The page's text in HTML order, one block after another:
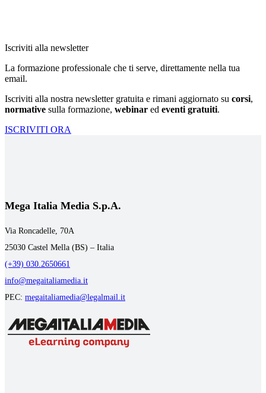
Iscriviti alla newsletter
La formazione professionale che ti serve, direttamente nella tua
email.
Iscriviti alla nostra newsletter gratuita e rimani aggiornato su corsi,
normative sulla formazione, webinar ed eventi gratuiti.
ISCRIVITI ORA
Mega Italia Media S.p.A.
Via Roncadelle, 70A
25030 Castel Mella (BS) – Italia
(+39) 030.2650661
info@megaitaliamedia.it
PEC: megaitaliamedia@legalmail.it